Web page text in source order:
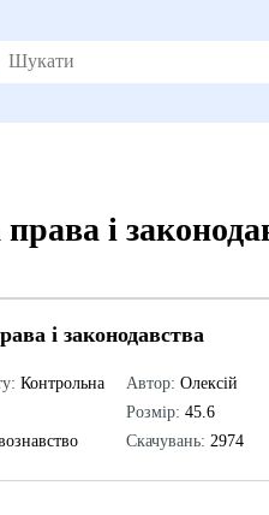
i
i законодавства
Контрольна
Автор: Олексій
Розмір: 45.6
Скачувань: 2974